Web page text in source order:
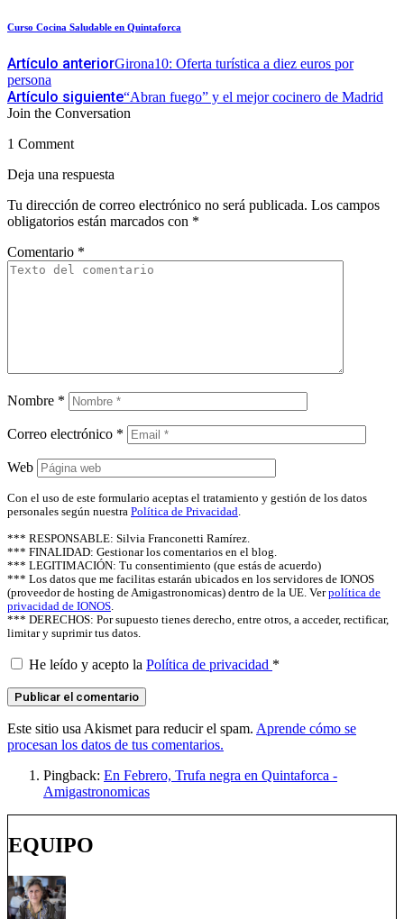
Curso Cocina Saludable en Quintaforca
Artículo anteriorGirona10: Oferta turística a diez euros por
persona
Artículo siguiente“Abran fuego” y el mejor cocinero de Madrid
Join the Conversation
1 Comment
Deja una respuesta
Tu dirección de correo electrónico no será publicada. Los campos
obligatorios están marcados con *
Comentario *
Nombre *
Correo electrónico *
Web
Con el uso de este formulario aceptas el tratamiento y gestión de los datos
personales según nuestra Política de Privacidad
*** RESPONSABLE: Silvia Franconetti Ramírez.
*** FINALIDAD: Gestionar los comentarios en el blog.
*** LEGITIMACIÓN: Tu consentimiento (que estás de acuerdo)
*** Los datos que me facilitas estarán ubicados en los servidores de IONOS
(proveedor de hosting de Amigastronomicas) dentro de la UE. Verpolítica de
privacidad de IONOS
*** DERECHOS: Por supuesto tienes derecho, entre otros, a acceder, rectificar,
limitar y suprimir tus datos.
He leído y acepto la Política de privacidad *
Este sitio usa Akismet para reducir el spam. Aprende cómo se
procesan los datos de tus comentarios.
Pingback: En Febrero, Trufa negra en Quintaforca -
Amigastronomicas
EQUIPO